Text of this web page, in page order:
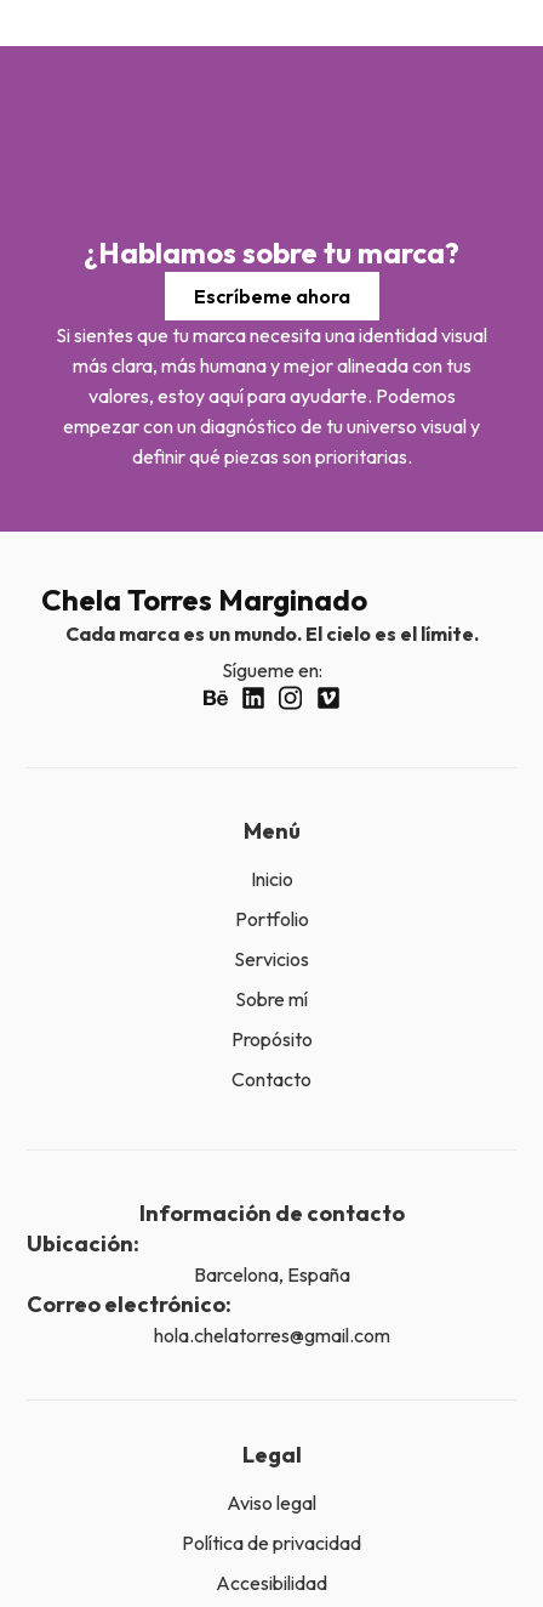
¿Hablamos sobre tu marca?
Escríbeme ahora
Si sientes que tu marca necesita una identidad visual
más clara, más humana y mejor alineada con tus
valores, estoy aquí para ayudarte. Podemos
empezar con un diagnóstico de tu universo visual y
definir qué piezas son prioritarias.
Chela Torres Marginado
Cada marca es un mundo. El cielo es el límite.
Sígueme en:
Menú
Inicio
Portfolio
Servicios
Sobre mí
Propósito
Contacto
Información de contacto
Ubicación:
Barcelona, España
Correo electrónico:
hola.chelatorres@gmail.com
Legal
Aviso legal
Política de privacidad
Accesibilidad